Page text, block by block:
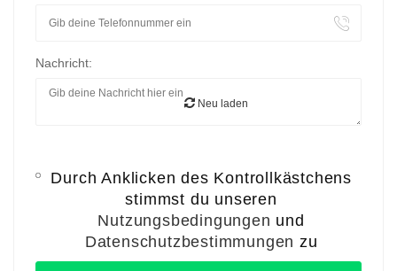
Nachricht:
Neu laden
Durch Anklicken des Kontrollkästchens
stimmst du unseren
Nutzungsbedingungen und
Datenschutzbestimmungen zu